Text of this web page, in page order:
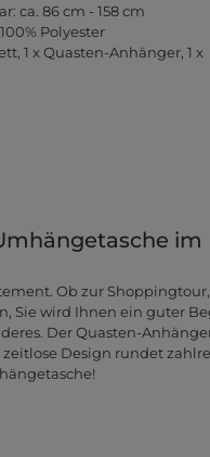
ca. 86 cm - 158 cm
Polyester
1 x Quasten-Anhänger, 1 x
im
Ob zur
Sie wird Ihnen ein guter
Der Quasten-
Design rundet